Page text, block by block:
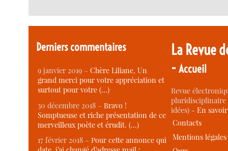
Derniers commentaires
9 janvier 2019 –Chère Liliane, Un
grand merci pour votre appréciation et
surtout pour votre (…)
30 décembre 2018 –Bravo !
Somptueuse et riche présentation de ce
merveilleux poète et érudit. (…)
17 février 2018 –Pour cette annonce qui
La Revue
-Accueil
Revue
idées) -En
Contacts
Mentions légales